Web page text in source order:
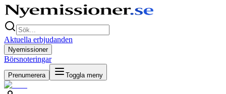
Aktuella erbjudanden
Nyemissioner
Börsnoteringar
Prenumerera Toggla meny